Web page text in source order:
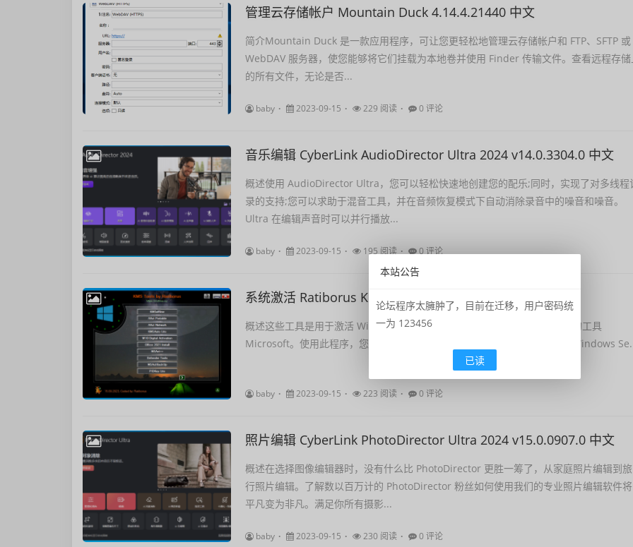
管理云存储帐户 Mountain Duck 4.14.4.21440 中文
简介Mountain Duck 是一款应用程序，可让您更轻松地管理云存储帐户和 FTP、SFTP 或
WebDAV 服务器，使您能够将它们挂载为本地卷并使用 Finder 传输文件。查看远程存
的所有文件，无论是否...
baby 2023-09-15 229 阅读 0 评论
音乐编辑 CyberLink AudioDirector Ultra 2024 v14.0.3304.0 中文
概述使用 AudioDirector Ultra，您可以轻松快速地创建您的配乐;同时，实现了对多线程
录的支持;您可以求助于混音工具，并在音频恢复模式下自动消除录音中的噪音和噪音。
Ultra 在编辑声音时可以并行播放...
baby 2023-09-15 195 阅读 0 评论
系统激活 Ratiborus KMS Tools 15.09.2023 英文
概述这些工具是用于激活 Windows 和 Microsoft Office 的安全且易于使用的工具
Microsoft。使用此程序，您可以激活从XP到10和Windows Server 2008到Windows
baby 2023-09-15 223 阅读 0 评论
照片编辑 CyberLink PhotoDirector Ultra 2024 v15.0.0907.0 中文
概述在选择图像编辑器时，没有什么比 PhotoDirector 更胜一筹了，从家庭照片编辑到旅
行照片编辑。了解数以百万计的 PhotoDirector 粉丝如何使用我们的专业照片编辑软件将
平凡变为非凡。满足你所有摄影...
baby 2023-09-15 230 阅读 0 评论
本站公告
论坛程序太臃肿了，目前在迁移，用户密码统
一为 123456
已读